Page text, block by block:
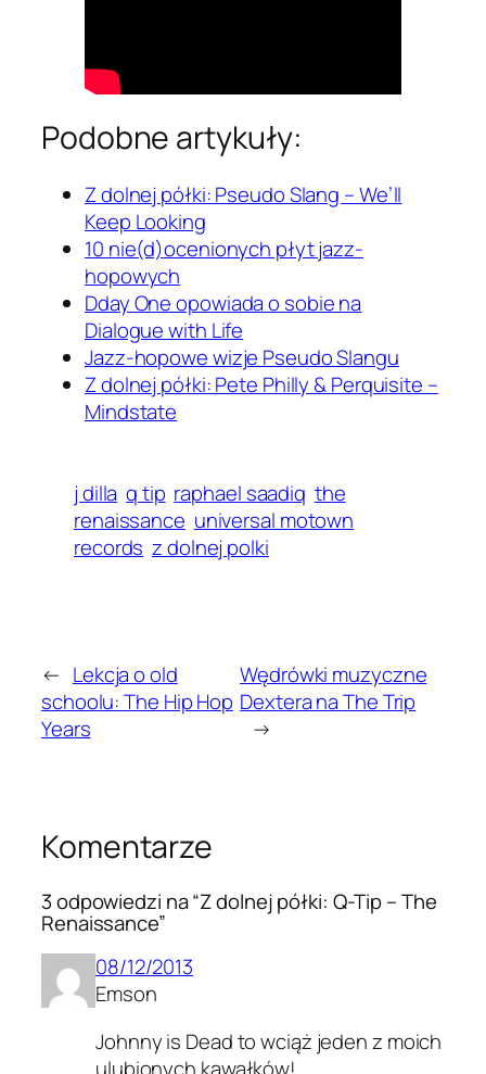
Podobne artykuły:
Z dolnej półki: Pseudo Slang – We’ll
Keep Looking
10 nie(d)ocenionych płyt jazz-
hopowych
Dday One opowiada o sobie na
Dialogue with Life
Jazz-hopowe wizje Pseudo Slangu
Z dolnej półki: Pete Philly & Perquisite –
Mindstate
j dilla q tip raphael saadiq the
renaissance universal motown
records z dolnej polki
← Lekcja o old
schoolu: The Hip Hop
Years
Wędrówki muzyczne
Dextera na The Trip
→
Komentarze
3 odpowiedzi na “Z dolnej półki: Q-Tip – The
Renaissance”
08/12/2013
Emson
Johnny is Dead to wciąż jeden z moich